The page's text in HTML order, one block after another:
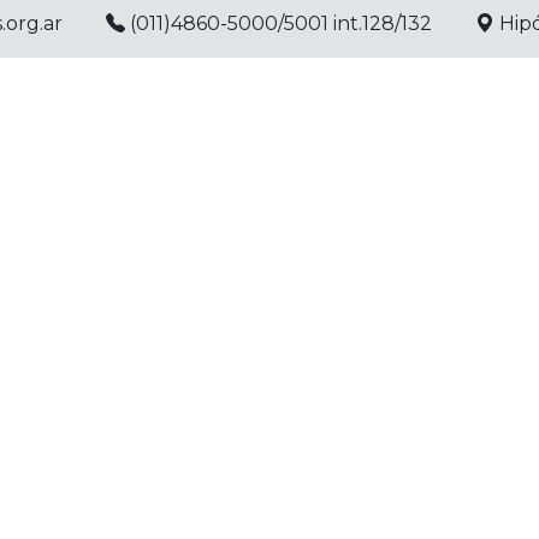
(011)4860-5000/5001 int.128/132